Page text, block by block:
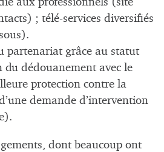
; télé-services diversifiés
partenariat grâce au statut
du dédouanement avec le
protection contre la
demande d’intervention
dont beaucoup ont